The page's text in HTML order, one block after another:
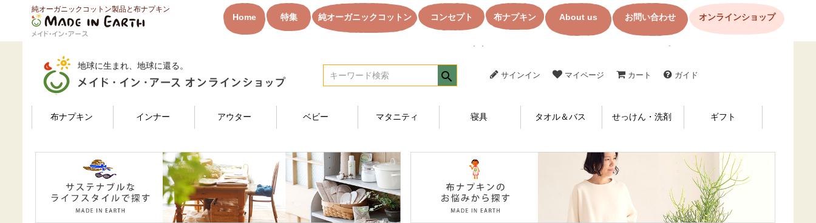
純オーガニックコットン製品と布ナプキン
Home 特集 純オーガニックコットン コンセプト 布ナプキン About us お問い合わせ オンラインショップ
HOME みかんさんのレビュー
地球に生まれ、地球に還る。
検索
サインイン マイページ カート ガイド
布ナプキン インナー アウター ベビー マタニティ 寝具 タオル＆バス せっけん・洗剤 ギフト